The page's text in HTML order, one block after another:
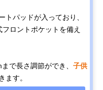
トパッドが入っており、
ロントポケットを備え
で長さ調節ができ、 子供
ます。